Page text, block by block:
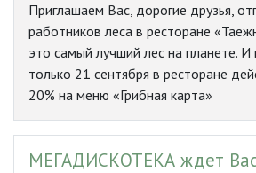
Приглашаем Вас, дорогие друзья,
работников леса в ресторане
это самый лучший лес на планете. И
только 21 сентября в ресторане
20% на меню «Грибная карта»
МЕГАДИСКОТЕКА ждет